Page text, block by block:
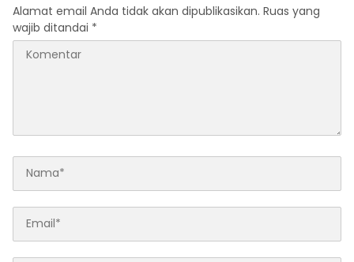
Alamat email Anda tidak akan dipublikasikan. Ruas yang
wajib ditandai *